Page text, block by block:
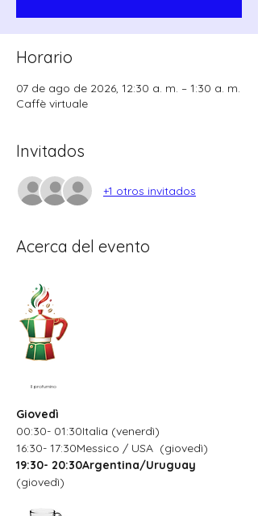
Horario
07 de ago de 2026, 12:30 a. m. – 1:30 a. m.
Caffè virtuale
Invitados
+1 otros invitados
Acerca del evento
Il profumino
Giovedì
00:30- 01:30Italia (venerdì)
16:30- 17:30Messico / USA  (giovedì)
19:30- 20:30Argentina/Uruguay
(giovedì)